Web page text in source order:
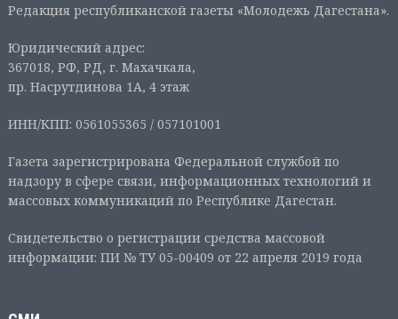
Редакция республиканской газеты «Молодежь Дагестана».
Юридический адрес:
367018, РФ, РД, г. Махачкала,
пр. Насрутдинова 1А, 4 этаж
ИНН/КПП: 0561055365 / 057101001
Газета зарегистрирована Федеральной службой по
надзору в сфере связи, информационных технологий и
массовых коммуникаций по Республике Дагестан.
Свидетельство о регистрации средства массовой
информации: ПИ № ТУ 05-00409 от 22 апреля 2019 года